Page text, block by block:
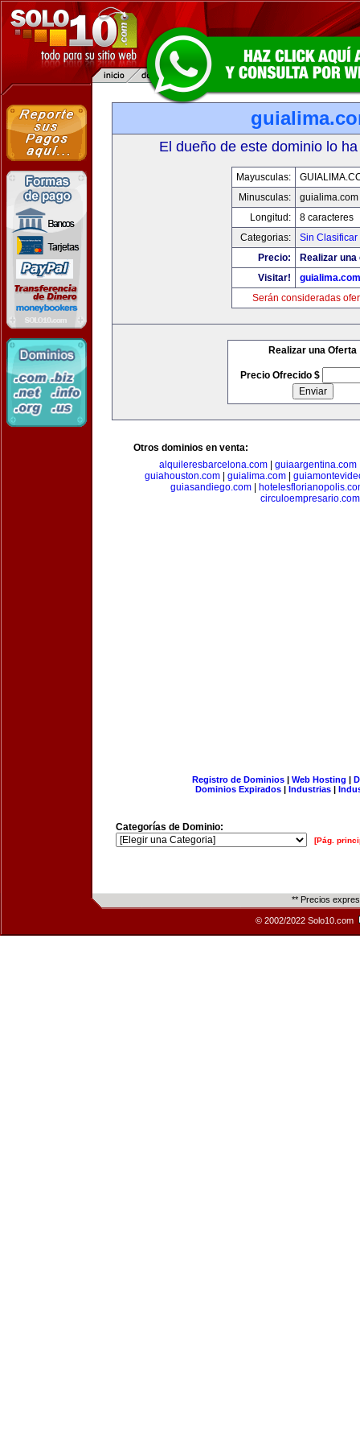
El dueño de este dominio lo
Mayusculas:
Minusculas:
guialima.com
Longitud:
8 caracteres
Categorias:
Sin Clasificar
Precio:
Realizar
Visitar!
guialima.com
Serán consideradas
Realizar una Oferta
Precio Ofrecido $
Otros dominios en venta:
alquileresbarcelona.com| guiaargentina.com
guiahouston.com| guialima.com|
guiasandiego.com
circuloempresario.com
Registro de Dominios| Web Hosting |
Dominios Expirados | Industrias |
Categorías de Dominio:
[Pág.
** Precios
© 2002/2022 Solo10.com